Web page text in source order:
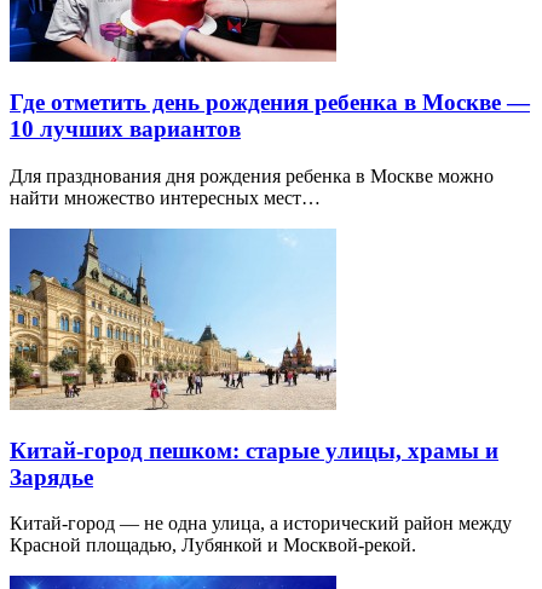
Где отметить день рождения ребенка в Москве —
10 лучших вариантов
Для празднования дня рождения ребенка в Москве можно
найти множество интересных мест…
Китай-город пешком: старые улицы, храмы и
Зарядье
Китай-город — не одна улица, а исторический район между
Красной площадью, Лубянкой и Москвой-рекой.